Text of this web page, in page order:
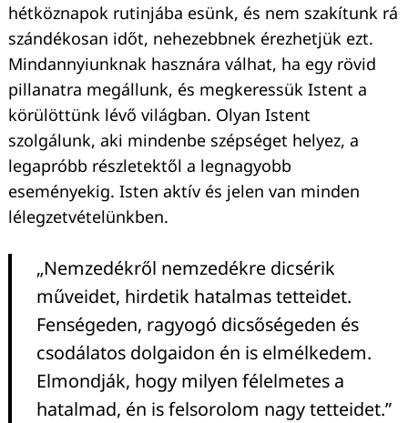
hétköznapok rutinjába esünk, és nem szakítunk rá
szándékosan időt, nehezebbnek érezhetjük ezt.
Mindannyiunknak hasznára válhat, ha egy rövid
pillanatra megállunk, és megkeressük Istent a
körülöttünk lévő világban. Olyan Istent
szolgálunk, aki mindenbe szépséget helyez, a
legapróbb részletektől a legnagyobb
eseményekig. Isten aktív és jelen van minden
lélegzetvételünkben.
„Nemzedékről nemzedékre dicsérik
műveidet, hirdetik hatalmas tetteidet.
Fenségeden, ragyogó dicsőségeden és
csodálatos dolgaidon én is elmélkedem.
Elmondják, hogy milyen félelmetes a
hatalmad, én is felsorolom nagy tetteidet.”